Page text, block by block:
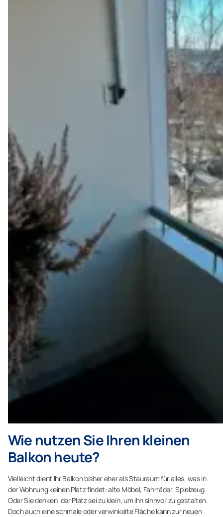
Wie nutzen Sie Ihren kleinen
Balkon heute?
Vielleicht dient Ihr Balkon bisher eher als Stauraum für alles, was in
der Wohnung keinen Platz findet: alte Möbel, Fahrräder, Spielzeug.
Oder Sie denken, der Platz sei zu klein, um ihn sinnvoll zu gestalten.
Doch auch eine schmale oder verwinkelte Fläche kann zur neuen